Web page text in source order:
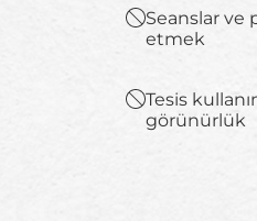
Seanslar ve
etmek
Tesis
görünürlük